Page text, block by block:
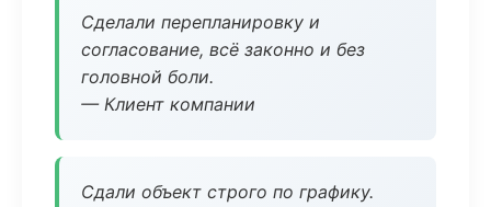
Сделали перепланировку и
согласование, всё законно и без
головной боли.
— Клиент компании
Сдали объект строго по графику.